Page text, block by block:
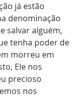
já estão
denominação
salvar alguém,
tenha poder de
morreu em
Ele nos
precioso
nos